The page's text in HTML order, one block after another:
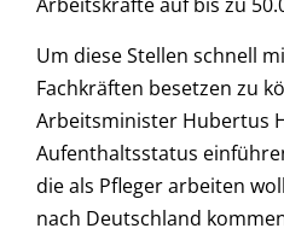
Arbeitskräfte auf bis zu
Um diese Stellen schnell
Fachkräften besetzen zu
Arbeitsminister Hubertus
Aufenthaltsstatus
die als Pfleger arbeiten
nach Deutschland